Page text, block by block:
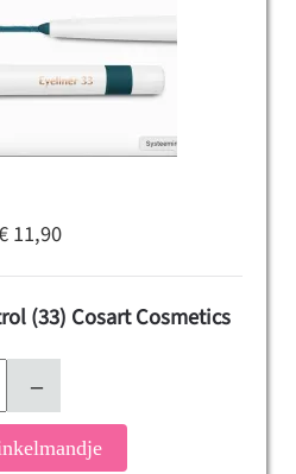
11,90
(33) Cosart Cosmetics
–